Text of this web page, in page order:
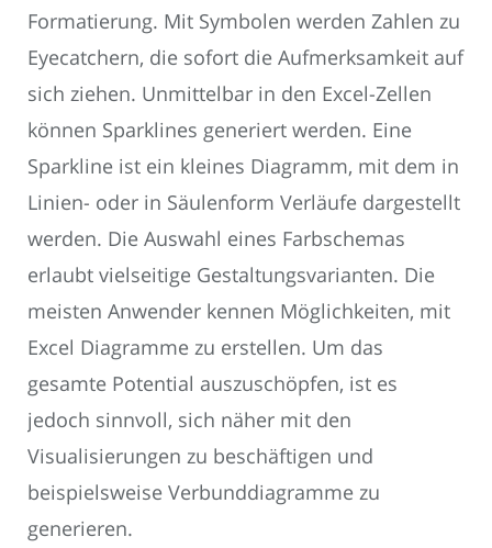
Formatierung. Mit Symbolen werden Zahlen zu
Eyecatchern, die sofort die Aufmerksamkeit auf
sich ziehen. Unmittelbar in den Excel-Zellen
können Sparklines generiert werden. Eine
Sparkline ist ein kleines Diagramm, mit dem in
Linien- oder in Säulenform Verläufe dargestellt
werden. Die Auswahl eines Farbschemas
erlaubt vielseitige Gestaltungsvarianten. Die
meisten Anwender kennen Möglichkeiten, mit
Excel Diagramme zu erstellen. Um das
gesamte Potential auszuschöpfen, ist es
jedoch sinnvoll, sich näher mit den
Visualisierungen zu beschäftigen und
beispielsweise Verbunddiagramme zu
generieren.